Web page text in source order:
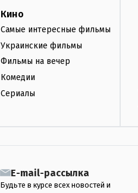
Кино
Самые интересные фильмы
Украинские фильмы
Фильмы на вечер
Комедии
Сериалы
E-mail-рассылка
Будьте в курсе всех новостей и